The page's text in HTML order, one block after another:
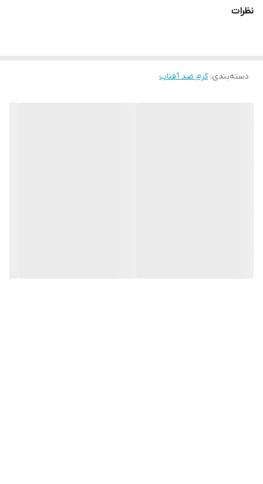
نظرات
دسته‌بندی:کرم ضد آفتاب